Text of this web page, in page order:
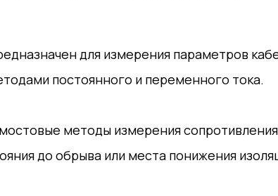
для измерения параметров
постоянного и переменного тока.
методы измерения
до обрыва или места понижения